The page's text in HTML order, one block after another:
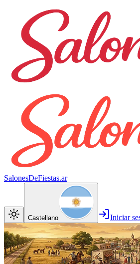
SalonesDeFiestas.ar
Castellano Iniciar